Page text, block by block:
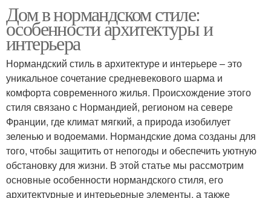
Дом в нормандском стиле:
особенности архитектуры и
интерьера
Нормандский стиль в архитектуре и интерьере – это
уникальное сочетание средневекового шарма и
комфорта современного жилья. Происхождение этого
стиля связано с Нормандией, регионом на севере
Франции, где климат мягкий, а природа изобилует
зеленью и водоемами. Нормандские дома созданы для
того, чтобы защитить от непогоды и обеспечить уютную
обстановку для жизни. В этой статье мы рассмотрим
основные особенности нормандского стиля, его
архитектурные и интерьерные элементы, а также